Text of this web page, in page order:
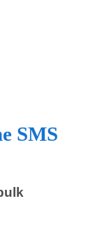
SMS